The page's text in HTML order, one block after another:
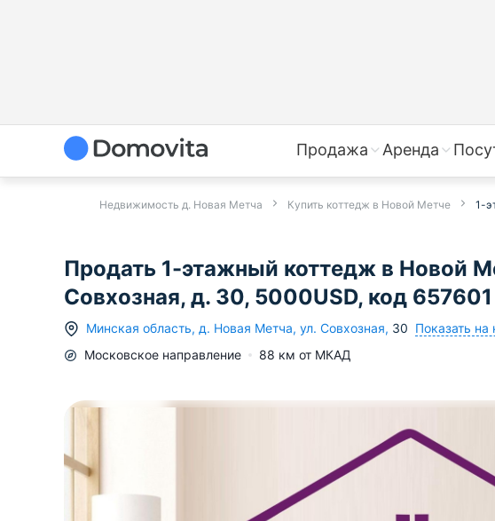
Продажа Аренда
Недвижимость д. Новая Метча Купить коттедж в Новой Метче 1-
Продать 1-этажный коттедж в Новой
Совхозная, д. 30, 5000USD, код 657601
Минская область, д. Новая Метча, ул. Совхозная, 30 Показать на
Московское направление 88 км от МКАД